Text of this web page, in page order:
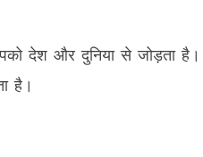
देश और दुनिया से जोड़ता है।
है।